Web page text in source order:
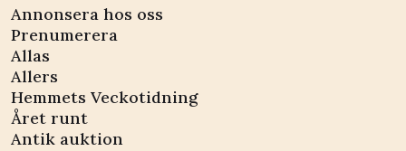
Annonsera hos oss
Prenumerera
Allas
Allers
Hemmets Veckotidning
Året runt
Antik auktion